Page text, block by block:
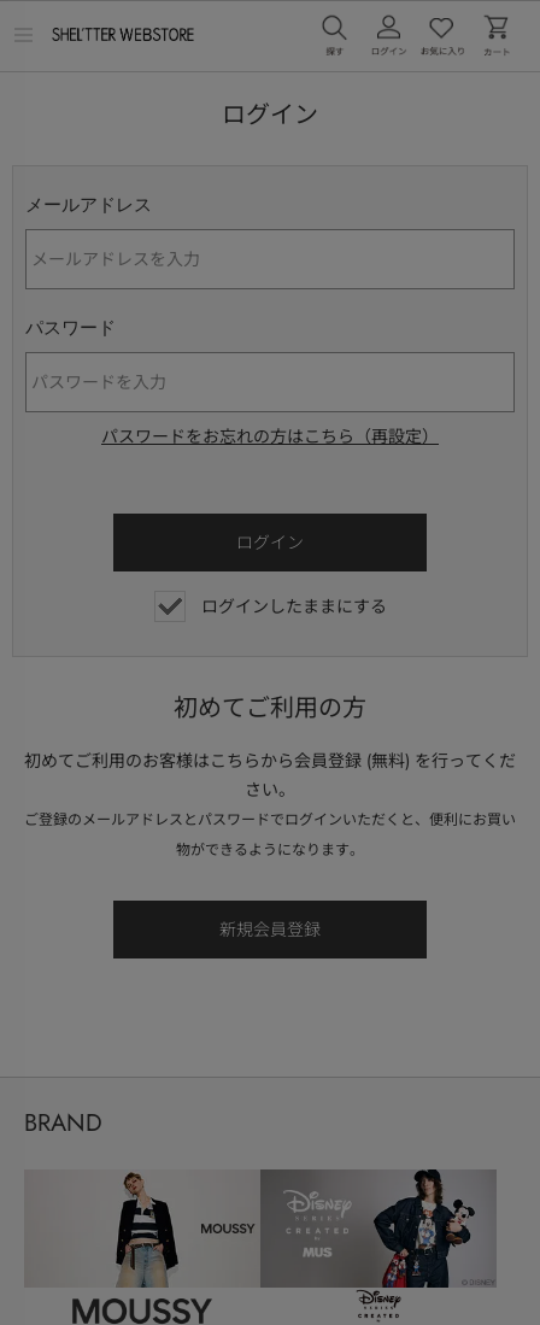
ログイン
メールアドレス
パスワード
パスワードをお忘れの方はこちら（再設定）
ログインしたままにする
初めてご利用の方
初めてご利用のお客様はこちらから会員登録 (無料) を行ってくだ
さい。
ご登録のメールアドレスとパスワードでログインいただくと、便利にお買い
物ができるようになります。
BRAND